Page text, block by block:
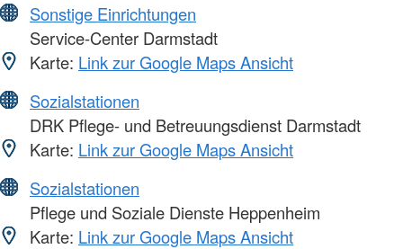
Sonstige Einrichtungen
Service-Center Darmstadt
Karte: Link zur Google Maps Ansicht
Sozialstationen
DRK Pflege- und Betreuungsdienst Darmstadt
Karte: Link zur Google Maps Ansicht
Sozialstationen
Pflege und Soziale Dienste Heppenheim
Karte: Link zur Google Maps Ansicht